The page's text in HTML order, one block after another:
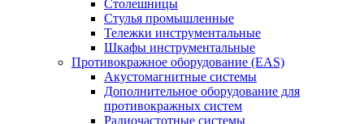
Столешницы
Стулья промышленные
Тележки инструментальные
Шкафы инструментальные
Противокражное оборудование (EAS)
Акустомагнитные системы
Дополнительное оборудование для
противокражных систем
Радиочастотные системы